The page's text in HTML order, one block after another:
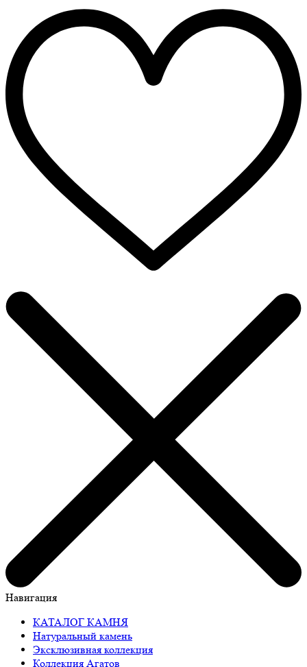
Навигация
КАТАЛОГ КАМНЯ
Натуральный камень
Эксклюзивная коллекция
Коллекция Агатов